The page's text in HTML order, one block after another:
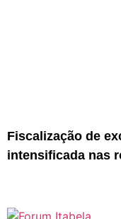
Fiscalização de
intensificada nas